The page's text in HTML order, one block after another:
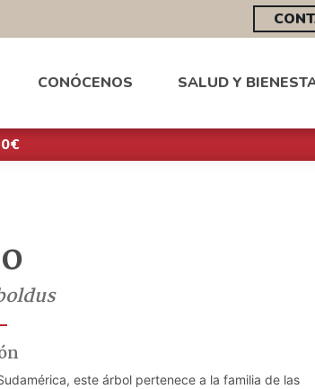
CONÓCENOS SALUD Y
este árbol pertenece a la familia de las